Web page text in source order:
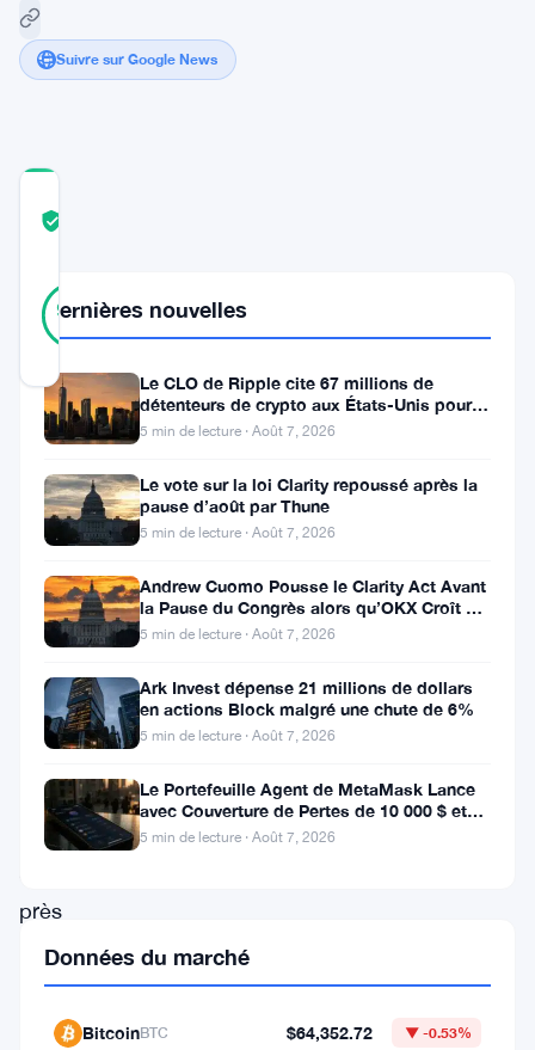
Suivre sur Google News
93%
votes
Ethereum
rencontre
d’importantes
difficultés
depuis
mois
dernier,
une
baisse
près
Dernières nouvelles
Le CLO de Ripple cite 67 millions de
détenteurs de crypto aux États-Unis pour
faire avancer la loi CLARITY
5 min de lecture · Août 7, 2026
Le vote sur la loi Clarity repoussé après la
pause d’août par Thune
5 min de lecture · Août 7, 2026
Andrew Cuomo Pousse le Clarity Act Avant
la Pause du Congrès alors qu’OKX Croît en
Europe
5 min de lecture · Août 7, 2026
Ark Invest dépense 21 millions de dollars
en actions Block malgré une chute de 6%
5 min de lecture · Août 7, 2026
Le Portefeuille Agent de MetaMask Lance
avec Couverture de Pertes de 10 000 $ et
Modes de Trading Doubles
5 min de lecture · Août 7, 2026
Données du marché
BitcoinBTC $64,352.72 ▼ -0.53%